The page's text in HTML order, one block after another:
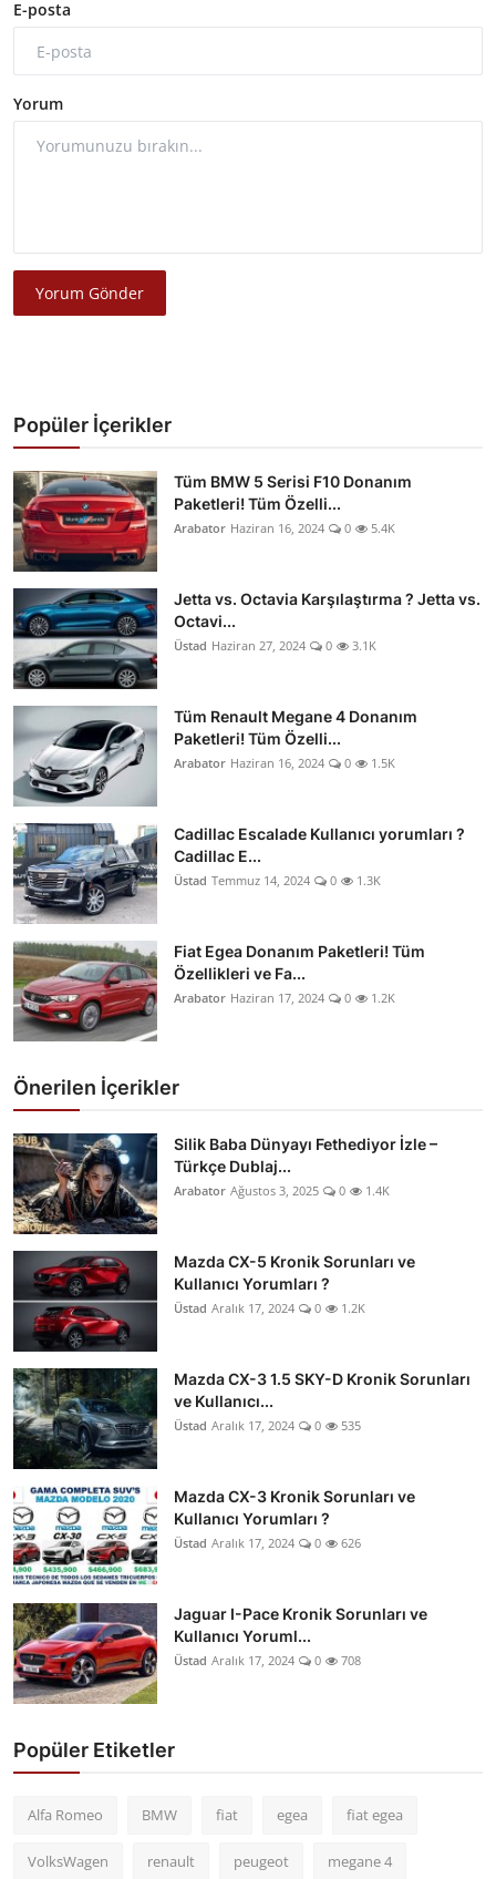
E-posta
Yorum
Yorum Gönder
Popüler İçerikler
Tüm BMW 5 Serisi F10 Donanım
Paketleri! Tüm Özelli...
Arabator Haziran 16, 2024 0 5.4K
Jetta vs. Octavia Karşılaştırma ? Jetta vs.
Octavi...
Üstad Haziran 27, 2024 0 3.1K
Tüm Renault Megane 4 Donanım
Paketleri! Tüm Özelli...
Arabator Haziran 16, 2024 0 1.5K
Cadillac Escalade Kullanıcı yorumları ?
Cadillac E...
Üstad Temmuz 14, 2024 0 1.3K
Fiat Egea Donanım Paketleri! Tüm
Özellikleri ve Fa...
Arabator Haziran 17, 2024 0 1.2K
Önerilen İçerikler
Silik Baba Dünyayı Fethediyor İzle –
Türkçe Dublaj...
Arabator Ağustos 3, 2025 0 1.4K
Mazda CX-5 Kronik Sorunları ve
Kullanıcı Yorumları ?
Üstad Aralık 17, 2024 0 1.2K
Mazda CX-3 1.5 SKY-D Kronik Sorunları
ve Kullanıcı...
Üstad Aralık 17, 2024 0 535
Mazda CX-3 Kronik Sorunları ve
Kullanıcı Yorumları ?
Üstad Aralık 17, 2024 0 626
Jaguar I-Pace Kronik Sorunları ve
Kullanıcı Yoruml...
Üstad Aralık 17, 2024 0 708
Popüler Etiketler
Alfa Romeo BMW fiat egea fiat egea
VolksWagen renault peugeot megane 4